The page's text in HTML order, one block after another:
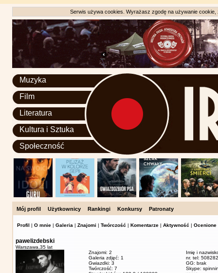
Serwis używa cookies. Wyrażasz zgodę na używanie
Muzyka
Film
Literatura
Kultura i Sztuka
Społeczność
Mój profil Użytkownicy Rankingi Konkursy Patronaty
Profil | O mnie | Galeria | Znajomi | Twórczość | Komentarze | Aktywność | Ocenione
pawelizdebski
Warszawa, 35 lat
Znajomi: 2
Galeria zdjęć: 1
Gwiazdki: 3
Twórczość: 7
Imię i
nr. tel:
GG: brak
Skype: